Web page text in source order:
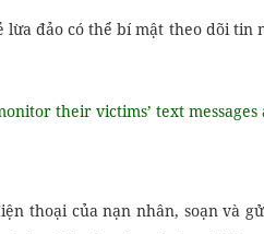
đảo có thể bí mật theo dõi tin
their victims’ text
thoại của nạn nhân, soạn và